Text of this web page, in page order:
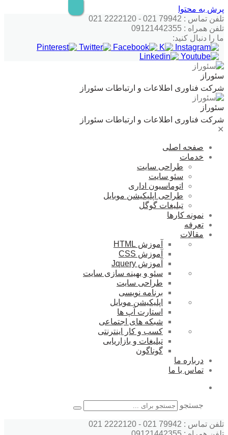
پرش به محتوا
تلفن تماس : 79942 021 - 2222120 021
تلفن همراه : 09121442355
ما را دنبال کنید:
سئوراز
شرکت فناوری اطلاعات و ارتباطات سئوراز
سئوراز
شرکت فناوری اطلاعات و ارتباطات سئوراز
✕
صفحه اصلی
خدمات
طراحی سایت
سئو سایت
اتوماسیون اداری
طراحی اپلیکیشن موبایل
تبلیغات گوگل
نمونه کارها
تعرفه
مقالات
آموزش HTML
آموزش CSS
آموزش Jquery
سئو و بهینه سازی سایت
طراحی سایت
برنامه نویسی
اپلیکیشن موبایل
استارت آپ ها
شبکه های اجتماعی
کسب و کار اینترنتی
تبلیغات و بازاریابی
گوناگون
درباره ما
تماس با ما
جستجو
تلفن تماس : 79942 021 - 2222120 021